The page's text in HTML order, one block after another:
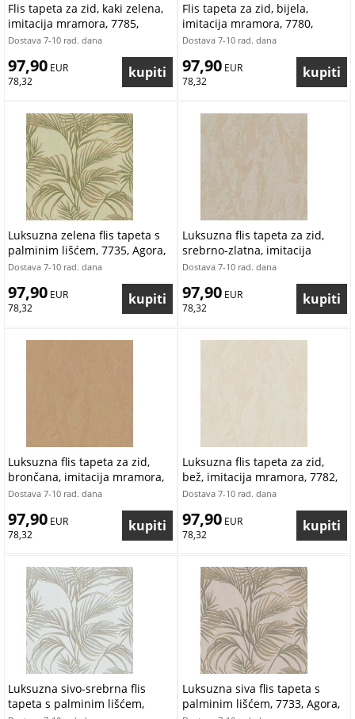
Flis tapeta za zid, kaki zelena,
imitacija mramora, 7785,
Agora, Pigmenta, Parato by
Cristiana Masi | Ljepilo Gratis
Dostava 7-10 rad. dana
97,90 EUR
78,32
Flis tapeta za zid, bijela,
imitacija mramora, 7780,
Agora, Pigmenta, Parato by
Cristiana Masi | Ljepilo Gratis
Dostava 7-10 rad. dana
97,90 EUR
78,32
Luksuzna zelena flis tapeta s
palminim lišćem, 7735, Agora,
Parato by Cristiana Masi |
Dostava 7-10 rad. dana
97,90 EUR
78,32
Luksuzna flis tapeta za zid,
srebrno-zlatna, imitacija
mramora, 7793, Agora,
Pigmenta, Parato by Cristiana
Masi | Ljepilo Gratis
Dostava 7-10 rad. dana
97,90 EUR
78,32
Luksuzna flis tapeta za zid,
brončana, imitacija mramora,
7783, Agora, Pigmenta, Parato
by Cristiana Masi | Ljepilo
Gratis
Dostava 7-10 rad. dana
97,90 EUR
78,32
Luksuzna flis tapeta za zid,
bež, imitacija mramora, 7782,
Agora, Pigmenta, Parato by
Cristiana Masi | Ljepilo Gratis
Dostava 7-10 rad. dana
97,90 EUR
78,32
Luksuzna sivo-srebrna flis
tapeta s palminim lišćem,
Luksuzna siva flis tapeta s
palminim lišćem, 7733, Agora,